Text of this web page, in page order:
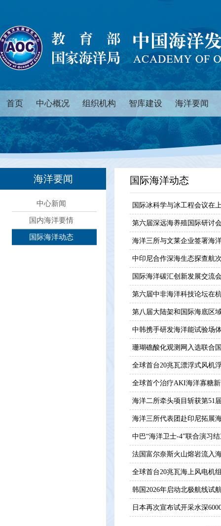
首页 中心概况 组织机构 智库建设 海洋要闻
海洋要闻
中心新闻
国内海洋要情
国际海洋动态
国际海洋动态
国际冰科学与冰工程会议在
第六届深远海养殖国际研讨
海洋三所与文莱企业签署海
中印尼合作深海生态探查航
国际海洋碳汇创新发展交流
第六届中非海洋科技论坛在
第八届大陆架和国际海底区
中韩携手研发海洋能试验场
珊瑚礁酸化观测网入选联合
全球首台20兆瓦漂浮式风机
全球首个治疗AKI海洋寡糖
海洋二所牵头项目斩获第51
海洋三所代表团赴印尼拓展
中巴“海洋卫士-4”联合演习
法国富尔奈斯火山熔岩流入
全球首台20兆瓦海上风电机
韩国2026年启动北极航线试
日本再次宣布试开采水深